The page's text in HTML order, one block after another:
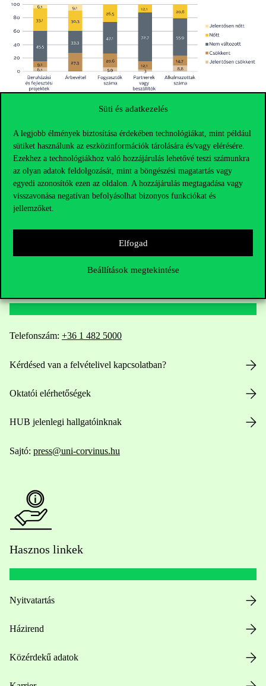
Süti és adatkezelés
A legjobb élmények biztosítása érdekében technológiákat, mint például
sütiket használunk az eszközinformációk tárolására és/vagy elérésére.
Ezekhez a technológiákhoz való hozzájárulás lehetővé teszi számunkra
az olyan adatok feldolgozását, mint a böngészési magatartás vagy
egyedi azonosítók ezen az oldalon. A hozzájárulás megtagadása vagy
visszavonása negatívan befolyásolhat bizonyos funkciókat és
jellemzőket.
Elfogad
Beállítások megtekintése
Telefonszám: +36 1 482 5000
Kérdésed van a felvételivel kapcsolatban?
Oktatói elérhetőségek
HUB jelenlegi hallgatóinknak
Sajtó: press@uni-corvinus.hu
Hasznos linkek
Nyitvatartás
Házirend
Közérdekű adatok